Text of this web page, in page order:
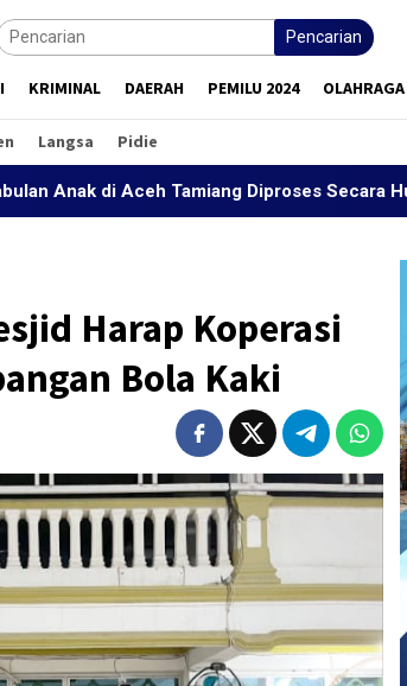
Pencarian
KRIMINAL DAERAH PEMILU 2024 OLAHRAGA
Langsa Pidie
Tamiang Diproses Secara Hukum, Sesuai
Harap Koperasi
Bola Kaki